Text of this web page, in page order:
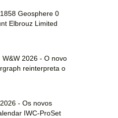
Geosphere 0
Elbrouz Limited
W&W 2026 - O novo
reinterpreta o
- Os novos
IWC-ProSet